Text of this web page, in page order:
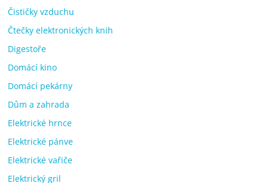
Čističky vzduchu
Čtečky elektronických knih
Digestoře
Domácí kino
Domácí pekárny
Dům a zahrada
Elektrické hrnce
Elektrické pánve
Elektrické vařiče
Elektrický gril